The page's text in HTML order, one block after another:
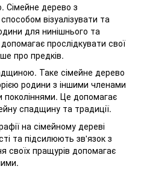
Сімейне дерево з
візуалізувати та
для нинішнього та
прослідкувати свої
про предків.
Таке сімейне дерево
родини з іншими членами
Це допомагає
спадщину та традиції.
на сімейному дереві
та підсилюють зв'язок з
своїх пращурів допомагає